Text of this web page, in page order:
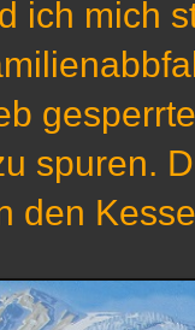
ich mich
spuren.
den